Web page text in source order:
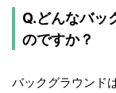
Q.どんなバッ
のですか？
バックグラウンド